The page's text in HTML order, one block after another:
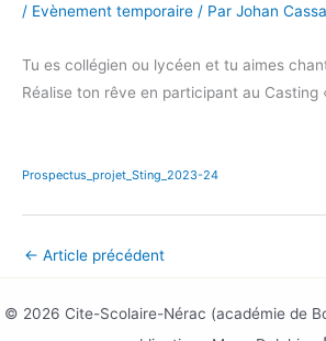
/ Evènement temporaire / Par Johan
Tu es collégien ou lycéen et tu aimes
Réalise ton rêve en participant au Casting
Prospectus_projet_Sting_2023-24
← Article précédent
© 2026 Cite-Scolaire-Nérac (académie de